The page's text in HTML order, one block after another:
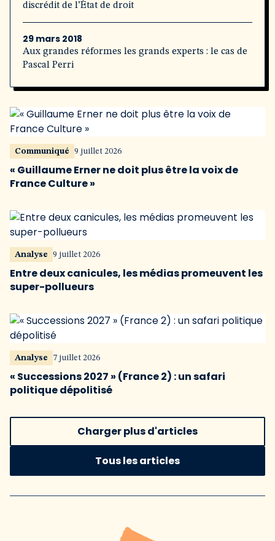
discrédit de l’État de droit
29 mars 2018
Aux grandes réformes les grands experts : le cas de
Pascal Perri
Communiqué 9 juillet 2026
« Guillaume Erner ne doit plus être la voix de
France Culture »
Analyse 9 juillet 2026
Entre deux canicules, les médias promeuvent les
super-pollueurs
Analyse 7 juillet 2026
« Successions 2027 » (France 2) : un safari
politique dépolitisé
Charger plus d'articles
Tous les articles